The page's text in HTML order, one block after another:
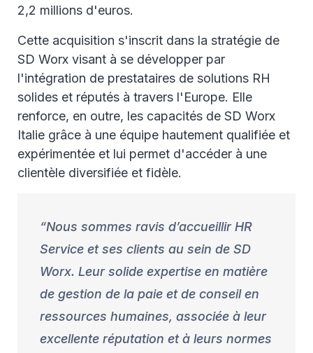
2,2 millions d'euros.
Cette acquisition s'inscrit dans la stratégie de
SD Worx visant à se développer par
l'intégration de prestataires de solutions RH
solides et réputés à travers l'Europe. Elle
renforce, en outre, les capacités de SD Worx
Italie grâce à une équipe hautement qualifiée et
expérimentée et lui permet d'accéder à une
clientèle diversifiée et fidèle.
Nous sommes ravis d’accueillir HR
Service et ses clients au sein de SD
Worx. Leur solide expertise en matière
de gestion de la paie et de conseil en
ressources humaines, associée à leur
excellente réputation et à leurs normes